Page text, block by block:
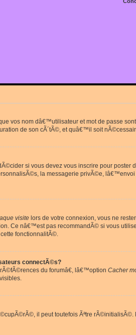
vos nom dâ€™utilisateur et mot de passe
de son cÃ´tÃ©, et quâ€™il soit
si vous devez vous inscrire pour
la messagerie privÃ©e,
visite lors de votre connexion, vous ne
Ce nâ€™est pas recommandÃ© si vous
fonctionnalitÃ©.
connectÃ©s?
du forumâ€, lâ€™option Cacher
il peut toutefois Ãªtre